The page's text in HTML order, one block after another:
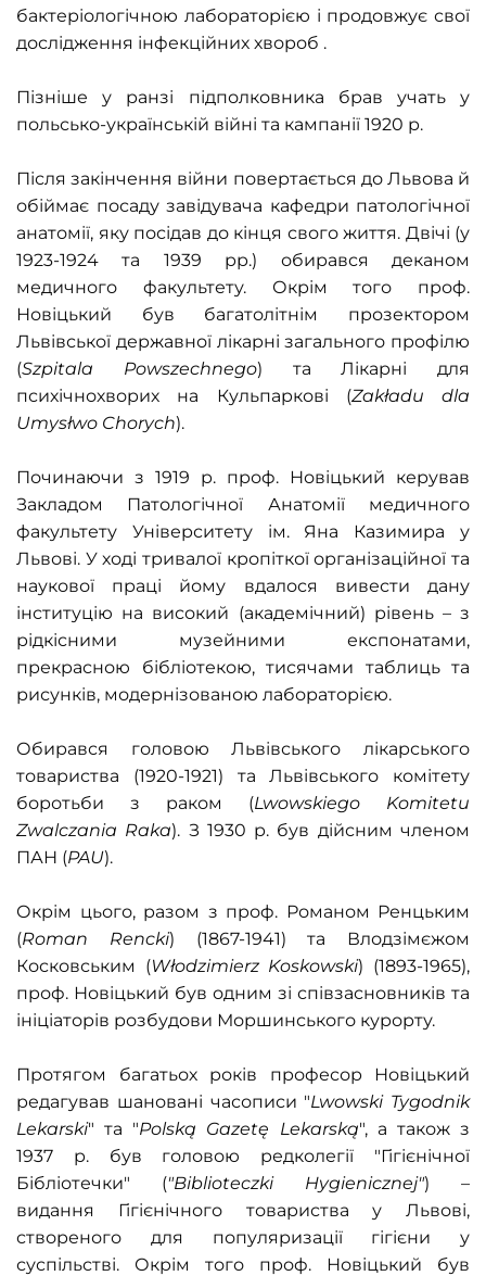
бактеріологічною лабораторією і продовжує свої
дослідження інфекційних хвороб .
Пізніше у ранзі підполковника брав учать у
польсько-українській війні та кампанії 1920 р.
Після закінчення війни повертається до Львова й
обіймає посаду завідувача кафедри патологічної
анатомії, яку посідав до кінця свого життя. Двічі (у
1923-1924 та 1939 рр.) обирався деканом
медичного факультету. Окрім того проф.
Новіцький був багатолітнім прозектором
Львівської державної лікарні загального профілю
(Szpitala Powszechnego) та Лікарні для
психічнохворих на Кульпаркові (Zakładu dla
Umysłwo Chorych).
Починаючи з 1919 р. проф. Новіцький керував
Закладом Патологічної Анатомії медичного
факультету Університету ім. Яна Казимира у
Львові. У ході тривалої кропіткої організаційної та
наукової праці йому вдалося вивести дану
інституцію на високий (академічний) рівень – з
рідкісними музейними експонатами,
прекрасною бібліотекою, тисячами таблиць та
рисунків, модернізованою лабораторією.
Обирався головою Львівського лікарського
товариства (1920-1921) та Львівського комітету
боротьби з раком (Lwowskiego Komitetu
Zwalczania Raka). З 1930 р. був дійсним членом
ПАН (PAU).
Окрім цього, разом з проф. Романом Ренцьким
(Roman Rencki) (1867-1941) та Влодзімєжом
Косковським (Włodzimierz Koskowski) (1893-1965),
проф. Новіцький був одним зі співзасновників та
ініціаторів розбудови Моршинського курорту.
Протягом багатьох років професор Новіцький
редагував шановані часописи "Lwowski Tygodnik
Lekarski" та "Polską Gazetę Lekarską", а також з
1937 р. був головою редколегії "Гігієнічної
Бібліотечки" ("Biblioteczki Hygienicznej") –
видання Гігієнічного товариства у Львові,
створеного для популяризації гігієни у
суспільстві. Окрім того проф. Новіцький був